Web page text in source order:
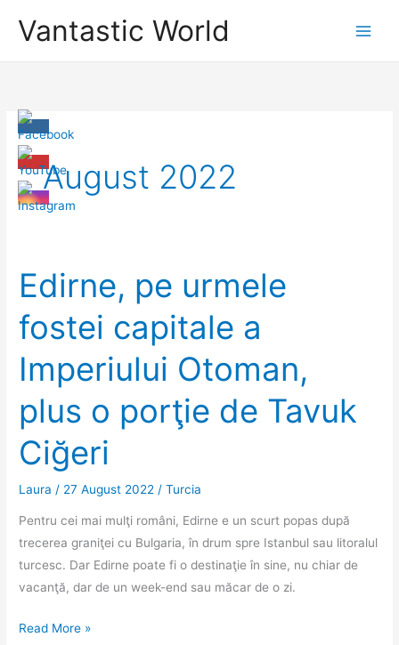
Vantastic World
August 2022
Edirne, pe urmele
fostei capitale a
Imperiului Otoman,
plus o porţie de Tavuk
Ciğeri
Laura / 27 August 2022 /Turcia
Pentru cei mai mulţi români, Edirne e un scurt popas după
trecerea graniţei cu Bulgaria, în drum spre Istanbul sau litoralul
turcesc. Dar Edirne poate fi o destinaţie în sine, nu chiar de
vacanţă, dar de un week-end sau măcar de o zi.
Edirne,
Read More »